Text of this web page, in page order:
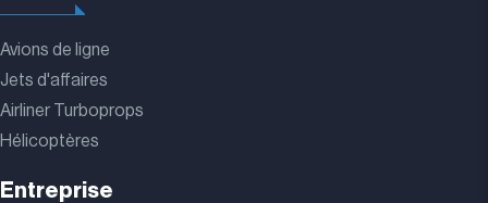
Avions de ligne
Jets d'affaires
Airliner Turboprops
Hélicoptères
Entreprise